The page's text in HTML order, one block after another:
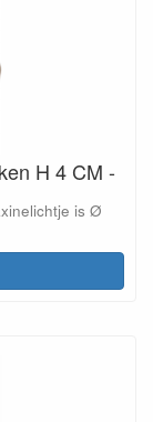
H 4 CM -
is Ø